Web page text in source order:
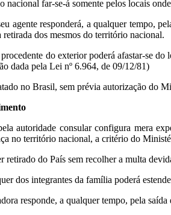
far-se-á somente pelos locais
agente responderá, a qualquer tempo,
dos mesmos do território nacional.
do exterior poderá afastar-se
dada pela Lei nº 6.964, de 09/12/81)
no Brasil, sem prévia autorização do
autoridade consular configura mera
no território nacional, a critério do
retirado do País sem recolher a multa
dos integrantes da família poderá
responde, a qualquer tempo, pela